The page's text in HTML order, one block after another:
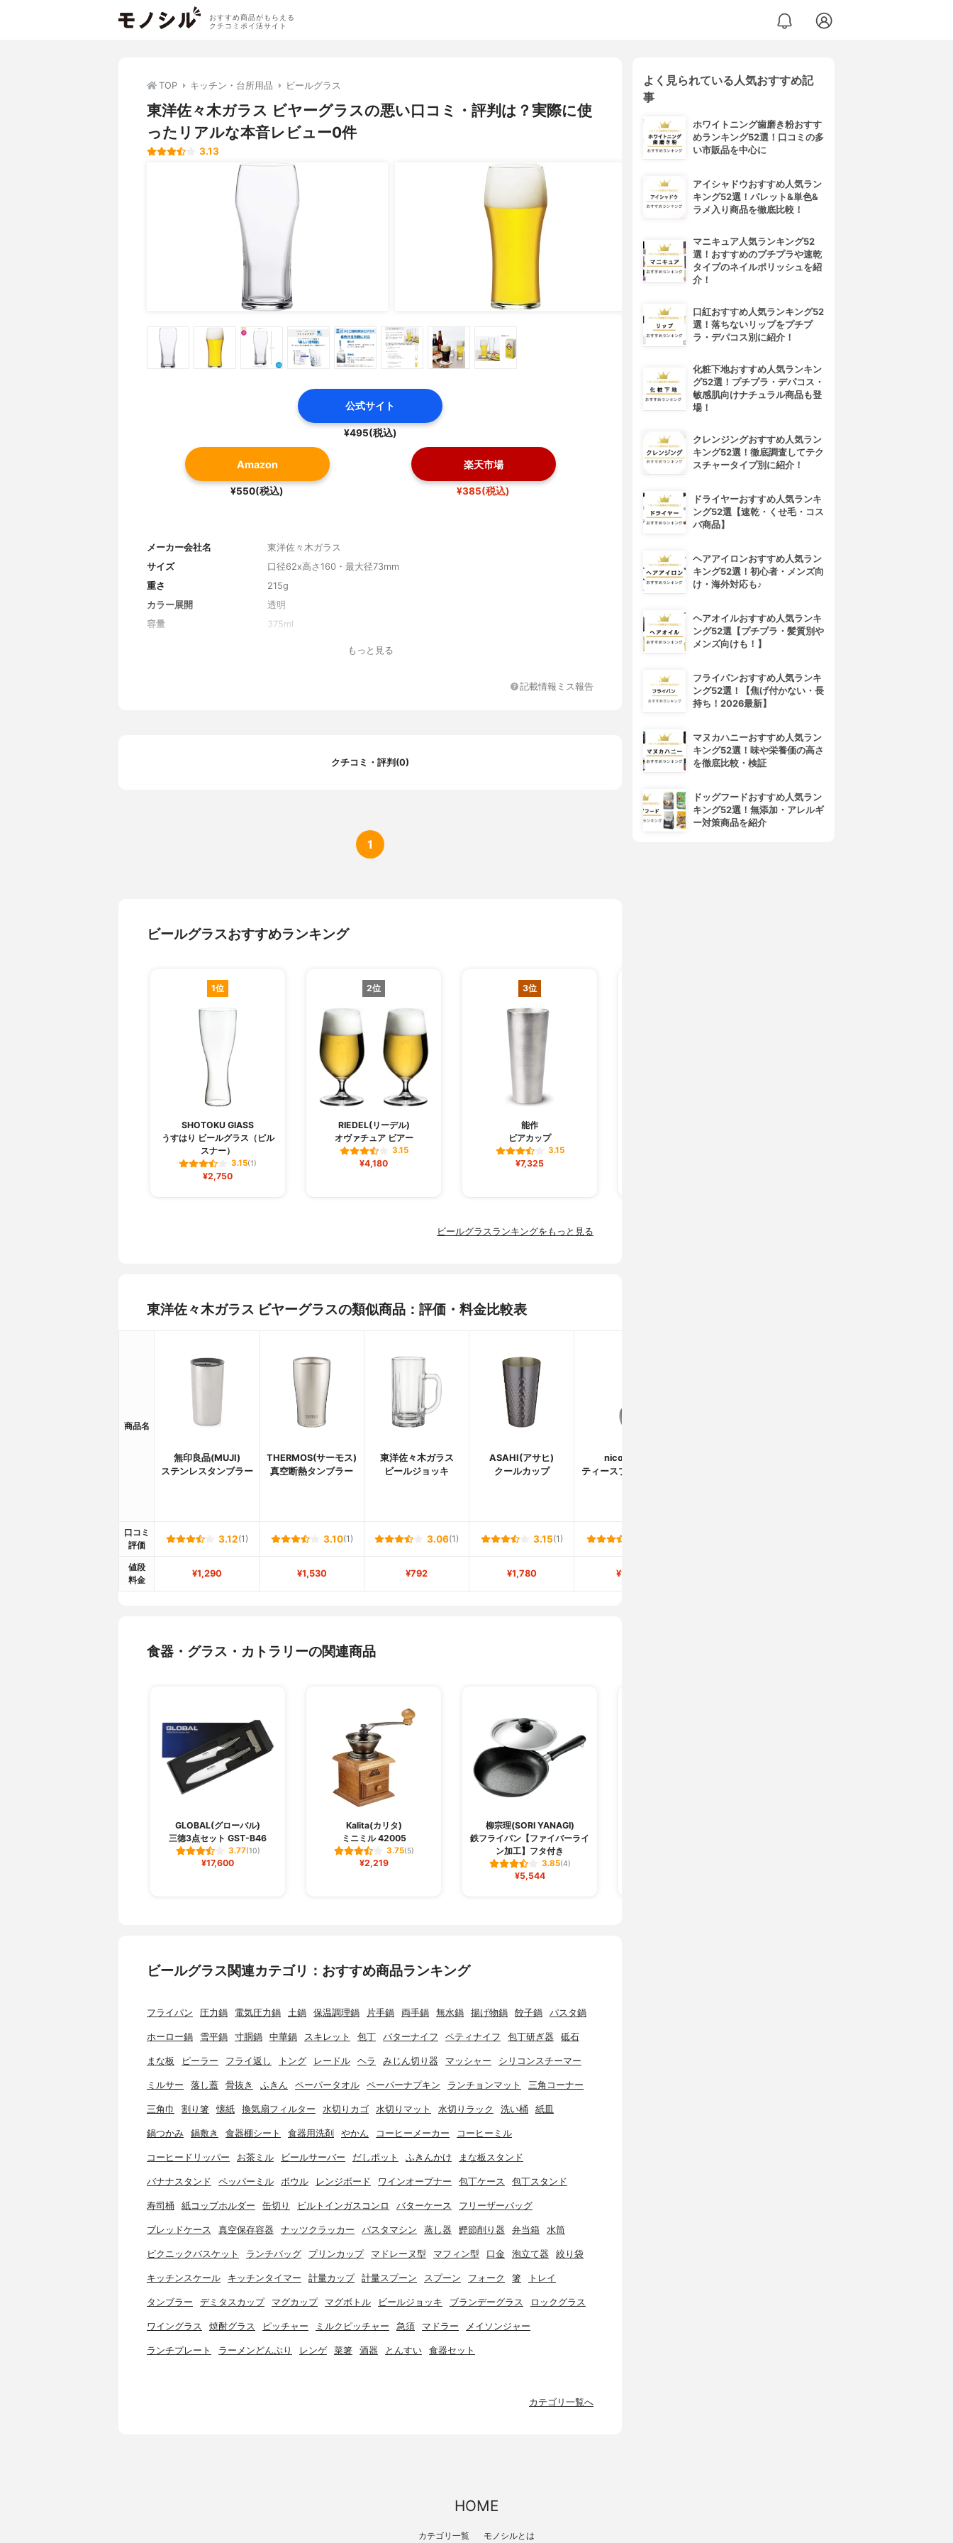
おすすめ商品がもらえる
クチコミポイ活サイト
TOP キッチン・台所用品 ビールグラス
東洋佐々木ガラス ビヤーグラスの悪い口コミ・評判は？実際に使
ったリアルな本音レビュー0件
3.13
公式サイト
¥495(税込)
Amazon
¥550(税込)
楽天市場
¥385(税込)
メーカー会社名
東洋佐々木ガラス
サイズ
口径62x高さ160・最大径73mm
重さ
215g
カラー展開
透明
容量
375ml
もっと見る
記載情報ミス報告
クチコミ・評判(0)
1
ビールグラスおすすめランキング
1位
SHOTOKU GlASS
うすはり ビールグラス（ピル
スナー）
3.15(1)
¥2,750
2位
RIEDEL(リーデル)
オヴァチュア ビアー
3.15
¥4,180
3位
能作
ビアカップ
3.15
¥7,325
ビールグラスランキングをもっと見る
東洋佐々木ガラス ビヤーグラスの類似商品：評価・料金比較表
商品名
無印良品(MUJI)
ステンレスタンブラー
THERMOS(サーモス)
真空断熱タンブラー
東洋佐々木ガラス
ビールジョッキ
ASAHI(アサヒ)
クールカップ
nico(ニコ)
ティースプーン NY-4
口コミ
評価
3.12(1) 3.10(1) 3.06(1) 3.15(1)
値段
料金
¥1,290 ¥1,530 ¥792 ¥1,780 ¥143
食器・グラス・カトラリーの関連商品
GLOBAL(グローバル)
三徳3点セット GST-B46
3.77(10)
¥17,600
Kalita(カリタ)
ミニミル 42005
3.75(5)
¥2,219
柳宗理(SORI YANAGI)
鉄フライパン【ファイバーライ
ン加工】フタ付き
3.85(4)
¥5,544
ビールグラス関連カテゴリ：おすすめ商品ランキング
フライパン 圧力鍋 電気圧力鍋 土鍋 保温調理鍋 片手鍋 両手鍋 無水鍋 揚げ物鍋 餃子鍋 パスタ鍋
ホーロー鍋 雪平鍋 寸胴鍋 中華鍋 スキレット 包丁 バターナイフ ペティナイフ 包丁研ぎ器 砥石
まな板 ピーラー フライ返し トング レードル ヘラ みじん切り器 マッシャー シリコンスチーマー
ミルサー 落し蓋 骨抜き ふきん ペーパータオル ペーパーナプキン ランチョンマット 三角コーナー
三角巾 割り箸 懐紙 換気扇フィルター 水切りカゴ 水切りマット 水切りラック 洗い桶 紙皿
鍋つかみ 鍋敷き 食器棚シート 食器用洗剤 やかん コーヒーメーカー コーヒーミル
コーヒードリッパー お茶ミル ビールサーバー だしポット ふきんかけ まな板スタンド
バナナスタンド ペッパーミル ボウル レンジボード ワインオープナー 包丁ケース 包丁スタンド
寿司桶 紙コップホルダー 缶切り ビルトインガスコンロ バターケース フリーザーバッグ
ブレッドケース 真空保存容器 ナッツクラッカー パスタマシン 蒸し器 鰹節削り器 弁当箱 水筒
ピクニックバスケット ランチバッグ プリンカップ マドレーヌ型 マフィン型 口金 泡立て器 絞り袋
キッチンスケール キッチンタイマー 計量カップ 計量スプーン スプーン フォーク 箸 トレイ
タンブラー デミタスカップ マグカップ マグボトル ビールジョッキ ブランデーグラス ロックグラス
ワイングラス 焼酎グラス ピッチャー ミルクピッチャー 急須 マドラー メイソンジャー
ランチプレート ラーメンどんぶり レンゲ 菜箸 酒器 とんすい 食器セット
カテゴリ一覧へ
よく見られている人気おすすめ記
事
ホワイトニング歯磨き粉おすす
めランキング52選！口コミの多
い市販品を中心に
アイシャドウおすすめ人気ラン
キング52選！パレット&単色&
ラメ入り商品を徹底比較！
マニキュア人気ランキング52
選！おすすめのプチプラや速乾
タイプのネイルポリッシュを紹
介！
口紅おすすめ人気ランキング52
選！落ちないリップをプチプ
ラ・デパコス別に紹介！
化粧下地おすすめ人気ランキン
グ52選！プチプラ・デパコス・
敏感肌向けナチュラル商品も登
場！
クレンジングおすすめ人気ラン
キング52選！徹底調査してテク
スチャータイプ別に紹介！
ドライヤーおすすめ人気ランキ
ング52選【速乾・くせ毛・コス
パ商品】
ヘアアイロンおすすめ人気ラン
キング52選！初心者・メンズ向
け・海外対応も♪
ヘアオイルおすすめ人気ランキ
ング52選【プチプラ・髪質別や
メンズ向けも！】
フライパンおすすめ人気ランキ
ング52選！【焦げ付かない・長
持ち！2026最新】
マヌカハニーおすすめ人気ラン
キング52選！味や栄養価の高さ
を徹底比較・検証
ドッグフードおすすめ人気ラン
キング52選！無添加・アレルギ
ー対策商品を紹介
HOME
カテゴリ一覧 モノシルとは